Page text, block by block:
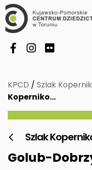
KPCD / Szlak
Koperniko…
 Szlak
Golub-